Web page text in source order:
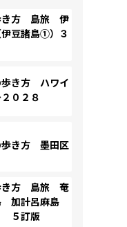
き方 島旅 伊
豆諸島①）３
き方 ハワイ
０２８
き方 墨田区
き方 島旅 奄
加計呂麻島
５訂版